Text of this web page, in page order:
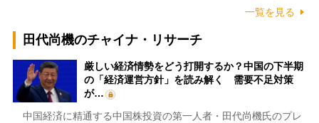
一覧を見る
田代尚機のチャイナ・リサーチ
厳しい経済情勢をどう打開するか？中国の下半期
の「経済運営方針」を読み解く 需要不足対策
が…
中国経済に精通する中国株投資の第一人者・田代尚機氏のプレ